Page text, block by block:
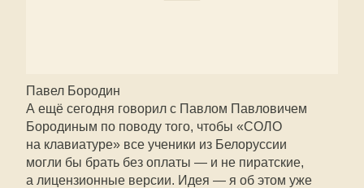
Павел Бородин
А ещё сегодня говорил с Павлом Павловичем
Бородиным по поводу того, чтобы «СОЛО
на клавиатуре» все ученики из Белоруссии
могли бы брать без оплаты — и не пиратские,
а лицензионные версии. Идея — я об этом уже